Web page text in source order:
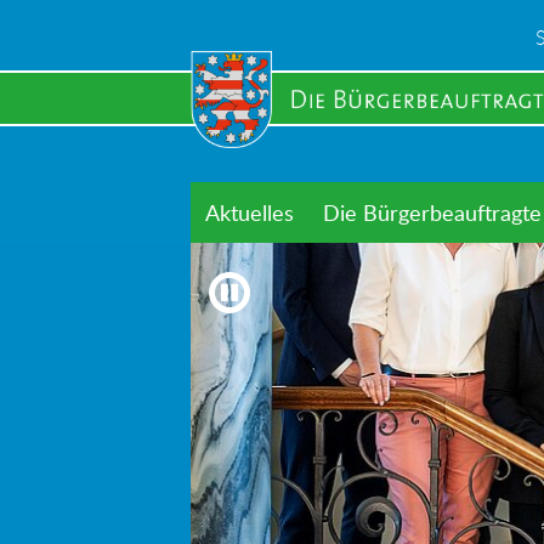
main
Aktuelles Die Bürgerbeauftragte